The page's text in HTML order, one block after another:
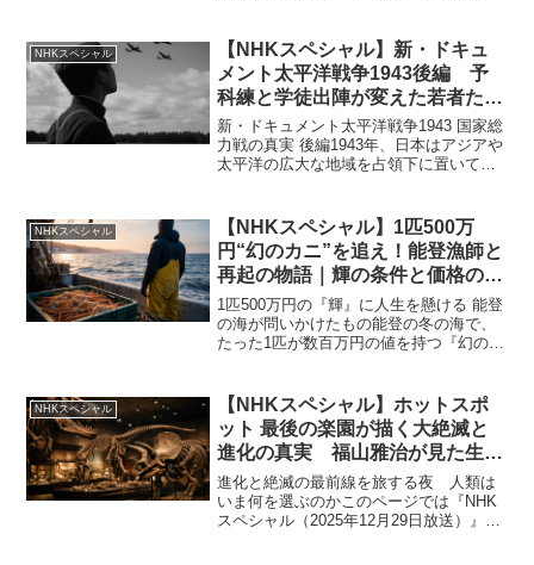
岩手県大槌町の丘にたたずむ風の電話
は、ただの電話...
NHKスペシャル
【NHKスペシャル】新・ドキュ
メント太平洋戦争1943後編 予
科練と学徒出陣が変えた若者たち
の運命（2025年8月13日放送）
新・ドキュメント太平洋戦争1943 国家総
力戦の真実 後編1943年、日本はアジアや
太平洋の広大な地域を占領下に置いてい
化が表れていきました。今回のNHKスペ
シャルでは...
NHKスペシャル
【NHKスペシャル】1匹500万
円“幻のカニ”を追え！能登漁師と
再起の物語｜輝の条件と価格の理
由・久栄丸・蛸島漁港・金沢港｜
2026年1月1日
1匹500万円の『輝』に人生を懸ける 能登
の海が問いかけたもの能登の冬の海で、
たった1匹が数百万円の値を持つ『幻のカ
島地震で港も暮らしも大きく揺らぐ中、
それでも海に出...
NHKスペシャル
【NHKスペシャル】ホットスポ
ット 最後の楽園が描く大絶滅と
進化の真実 福山雅治が見た生命
の分岐点｜2025年12月29日
進化と絶滅の最前線を旅する夜 人類は
いま何を選ぶのかこのページでは『NHK
スペシャル（2025年12月29日放送）』の